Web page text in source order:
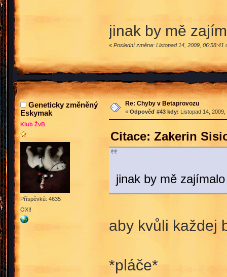
jinak by mě
« Poslední změna: Listopad 14, 2009, 06:58:41
Geneticky změněný
Eskymak
Klub ŽvB
Příspěvků: 4635
OXI!
Re: Chyby v Betaprovozu
« Odpověď #43 kdy: Listopad 14,
Citace: Zakerin
jinak by mě
aby kvůli každej
*pláče*